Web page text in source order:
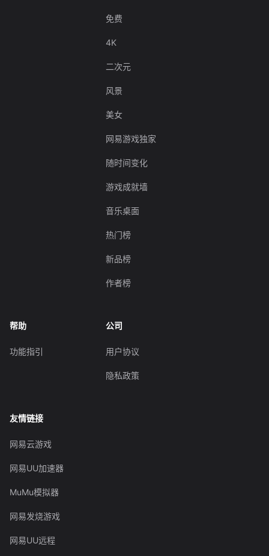
免费
4K
二次元
风景
美女
网易游戏独家
随时间变化
游戏成就墙
音乐桌面
热门榜
新品榜
作者榜
帮助
功能指引
公司
用户协议
隐私政策
友情链接
网易云游戏
网易UU加速器
MuMu模拟器
网易发烧游戏
网易UU远程